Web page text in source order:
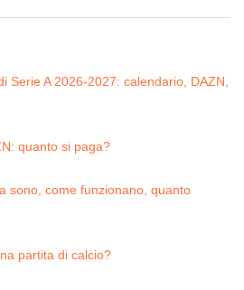
Serie A 2026-2027: calendario, DAZN,
quanto si paga?
sono, come funzionano, quanto
partita di calcio?